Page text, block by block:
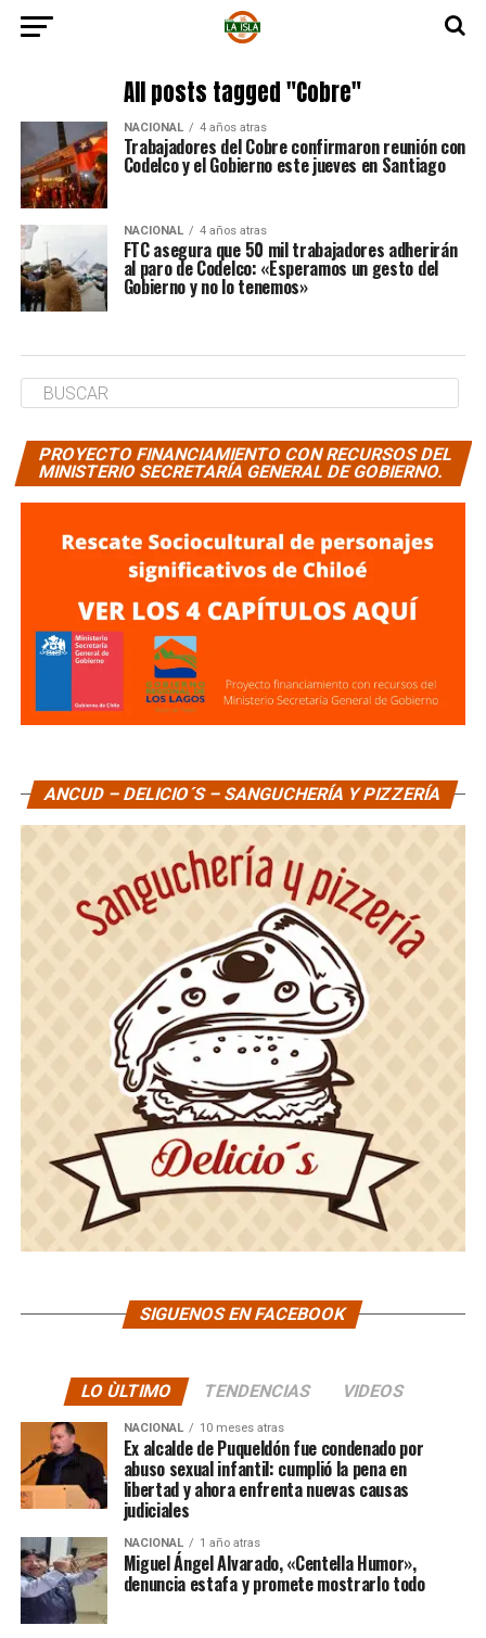
All posts tagged "Cobre"
NACIONAL 4 años atras
Trabajadores del Cobre confirmaron reunión con
Codelco y el Gobierno este jueves en Santiago
NACIONAL 4 años atras
FTC asegura que 50 mil trabajadores adherirán
al paro de Codelco: «Esperamos un gesto del
Gobierno y no lo tenemos»
PROYECTO FINANCIAMIENTO CON RECURSOS DEL
MINISTERIO SECRETARÍA GENERAL DE GOBIERNO.
ANCUD – DELICIO´S – SANGUCHERÍA Y PIZZERÍA
SIGUENOS EN FACEBOOK
LO ÙLTIMO TENDENCIAS VIDEOS
NACIONAL 10 meses atras
Ex alcalde de Puqueldón fue condenado por
abuso sexual infantil: cumplió la pena en
libertad y ahora enfrenta nuevas causas
judiciales
NACIONAL 1 año atras
Miguel Ángel Alvarado, «Centella Humor»,
denuncia estafa y promete mostrarlo todo